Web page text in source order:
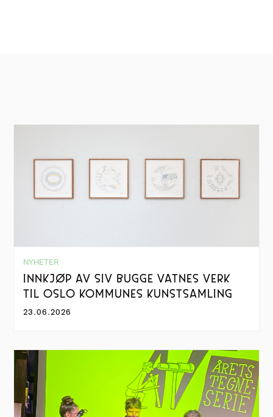
NYHETER
INNKJØP AV SIV BUGGE VATNES VERK
TIL OSLO KOMMUNES KUNSTSAMLING
23.06.2026